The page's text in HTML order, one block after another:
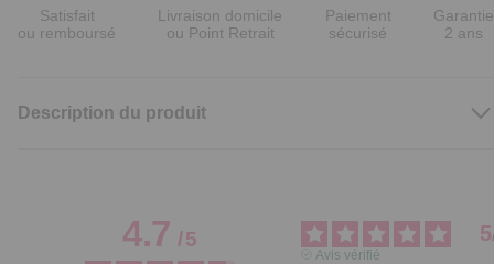
Satisfait
ou remboursé
Livraison domicile
ou Point Retrait
Paiement
sécurisé
Garantie
2 ans
Description du produit
4.7/5 5
Avis vérifié